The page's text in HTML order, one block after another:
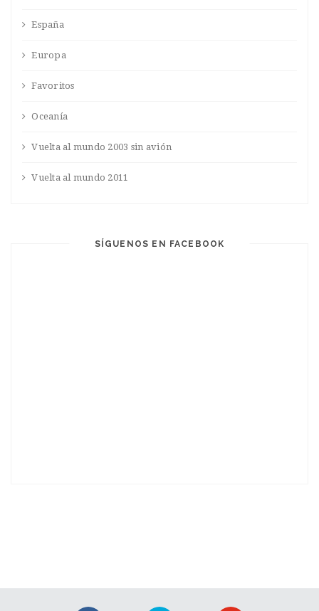
España
Europa
Favoritos
Oceanía
Vuelta al mundo 2003 sin avión
Vuelta al mundo 2011
SÍGUENOS EN FACEBOOK